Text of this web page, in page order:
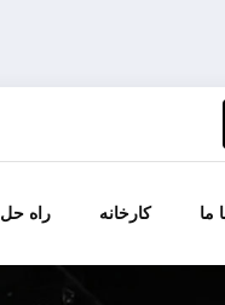
راه حل کارخانه ما